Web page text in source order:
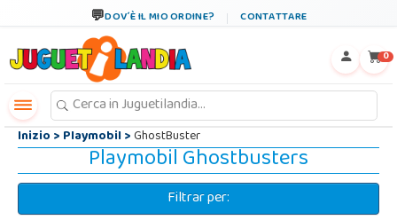
DOV´È IL MIO ORDINE? CONTATTARE
0
Inizio>Playmobil>GhostBuster
Playmobil Ghostbusters
Filtrar per: